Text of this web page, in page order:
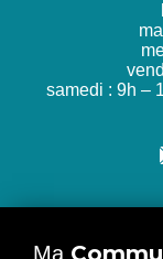
samedi : 9h –
Ma